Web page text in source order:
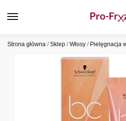
Strona główna /Sklep /Włosy / Pielęgnacja